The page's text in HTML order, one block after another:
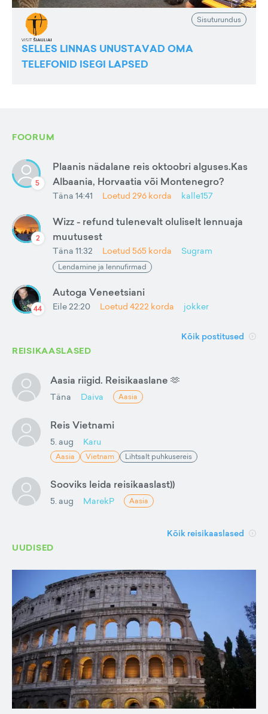
Sisuturundus
SELLES LINNAS UNUSTAVAD OMA
TELEFONID ISEGI LAPSED
FOORUM
5
Plaanis nädalane reis oktoobri alguses.Kas
Albaania, Horvaatia või Montenegro?
Täna 14:41 Loetud 296 korda kalle157
2
Wizz - refund tulenevalt oluliselt lennuaja
muutusest
Täna 11:32 Loetud 565 korda Sugram
Lendamine ja lennufirmad
44
Autoga Veneetsiani
Eile 22:20 Loetud 4222 korda jokker
Kõik postitused
REISIKAASLASED
Aasia riigid. Reisikaaslane 🫶
Täna Daiva Aasia
Reis Vietnami
5. aug Karu
Aasia Vietnam Lihtsalt puhkusereis
Sooviks leida reisikaaslast))
5. aug MarekP Aasia
Kõik reisikaaslased
UUDISED